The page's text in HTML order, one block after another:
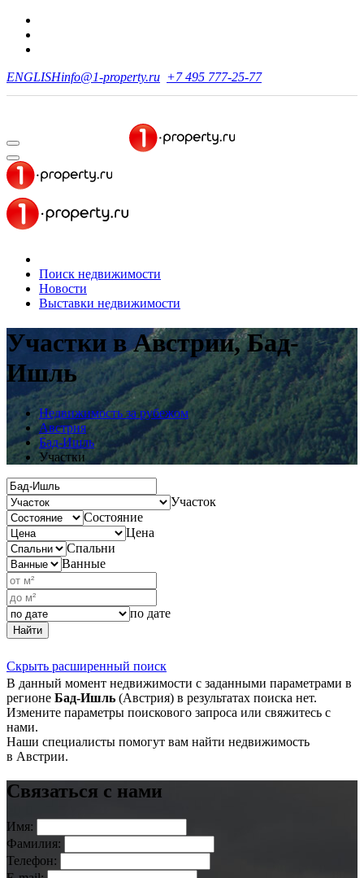
ENGLISHinfo@1-property.ru +7 495 777-25-77
Поиск недвижимости
Новости
Выставки недвижимости
Участки в Австрии, Бад-
Ишль
Недвижимость за рубежом
Австрия
Бад-Ишль
Участки
Участок
Состояние
Цена
Спальни
Ванные
по дате
Найти
Скрыть расширенный поиск
В данный момент недвижимости с заданными параметрами в
регионе Бад-Ишль (Австрия) в результатах поиска нет.
Измените параметры поискового запроса или свяжитесь с
нами.
Наши специалисты помогут вам найти недвижимость
в Австрии.
Связаться с нами
Имя:
Фамилия:
Телефон: